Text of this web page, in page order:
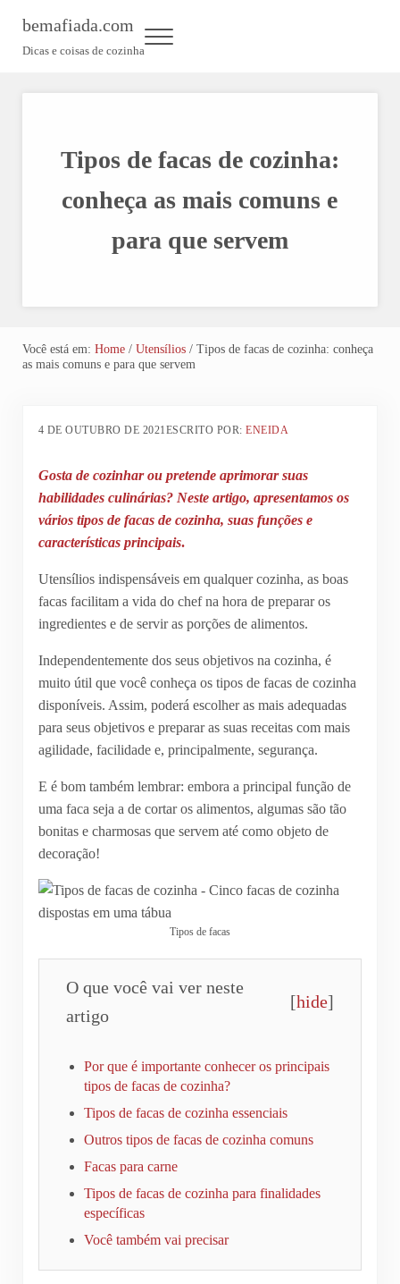
bemafiada.com
Dicas e coisas de cozinha
Menu
Tipos de facas de cozinha:
conheça as mais comuns e
para que servem
Você está em: Home / Utensílios /Tipos de facas de cozinha: conheça
as mais comuns e para que servem
4 DE OUTUBRO DE 2021ESCRITO POR:ENEIDA
Gosta de cozinhar ou pretende aprimorar suas
habilidades culinárias? Neste artigo, apresentamos os
vários tipos de facas de cozinha, suas funções e
características principais.
Utensílios indispensáveis em qualquer cozinha, as boas
facas facilitam a vida do chef na hora de preparar os
ingredientes e de servir as porções de alimentos.
Independentemente dos seus objetivos na cozinha, é
muito útil que você conheça os tipos de facas de cozinha
disponíveis. Assim, poderá escolher as mais adequadas
para seus objetivos e preparar as suas receitas com mais
agilidade, facilidade e, principalmente, segurança.
E é bom também lembrar: embora a principal função de
uma faca seja a de cortar os alimentos, algumas são tão
bonitas e charmosas que servem até como objeto de
decoração!
Tipos de facas
O que você vai ver neste
artigo
[hide]
Por que é importante conhecer os principais
tipos de facas de cozinha?
Tipos de facas de cozinha essenciais
Outros tipos de facas de cozinha comuns
Facas para carne
Tipos de facas de cozinha para finalidades
específicas
Você também vai precisar